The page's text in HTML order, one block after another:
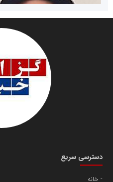
دانشگاه سئوی ایران
سازمان صنعت،معدن و تجارت
مریم حاج نوروز نظری
دسترسی سریع
خانه